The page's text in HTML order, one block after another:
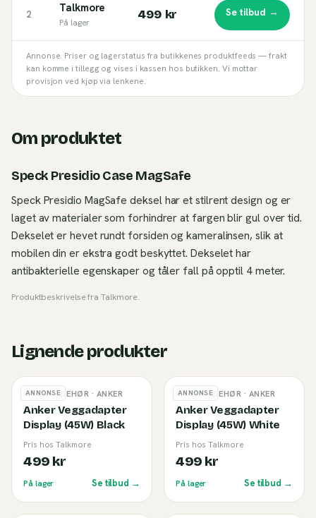
2 Talkmore
På lager
499 kr Se tilbud →
Annonse. Priser og lagerstatus fra butikkenes produktfeeds — frakt
kan komme i tillegg og vises i kassen hos butikken. Vi mottar
provisjon ved kjøp via lenkene.
Om produktet
Speck Presidio Case MagSafe
Speck Presidio MagSafe deksel har et stilrent design og er
laget av materialer som forhindrer at fargen blir gul over tid.
Dekselet er hevet rundt forsiden og kameralinsen, slik at
mobilen din er ekstra godt beskyttet. Dekselet har
antibakterielle egenskaper og tåler fall på opptil 4 meter.
Produktbeskrivelse fraTalkmore.
Lignende produkter
ANNONSE
MOBILTILBEHØR · ANKER
Anker Veggadapter
Display (45W) Black
Pris hos Talkmore
499 kr
På lager Se tilbud →
ANNONSE
MOBILTILBEHØR · ANKER
Anker Veggadapter
Display (45W) White
Pris hos Talkmore
499 kr
På lager Se tilbud →